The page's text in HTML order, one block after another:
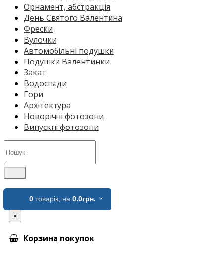
Орнамент, абстракція
День Святого Валентина
Фрески
Вулочки
Автомобільні подушки
Подушки Валентинки
Закат
Водоспади
Гори
Архітектура
Новорічні фотозони
Випускні фотозони
0 товарів, на 0.0грн.
×
Корзина покупок